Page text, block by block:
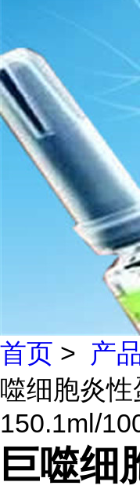
首页 > 产
噬细胞炎性
150.1ml/
巨噬细